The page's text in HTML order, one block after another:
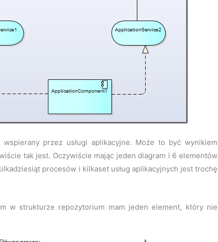
przez usługi aplikacyjne. Może to być wynikiem
tak jest. Oczywiście mając jeden diagram i 6 elementów
procesów i kilkaset usług aplikacyjnych jest trochę
w strukturze repozytorium mam jeden element, który nie